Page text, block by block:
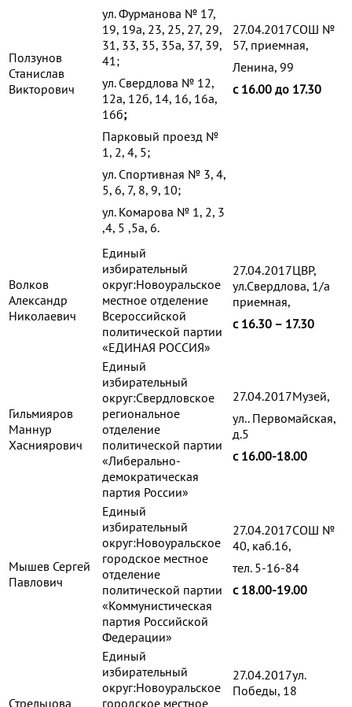
Ползунов
Станислав
Викторович
ул. Фурманова № 17,
19, 19а, 23, 25, 27, 29,
31, 33, 35, 35а, 37, 39,
41;
ул. Свердлова № 12,
12а, 12б, 14, 16, 16а,
16б;
Парковый проезд №
1, 2, 4, 5;
ул. Спортивная № 3, 4,
5, 6, 7, 8, 9, 10;
ул. Комарова № 1, 2, 3
,4, 5 ,5а, 6.
27.04.2017СОШ №
57, приемная,
Ленина, 99
с 16.00 до 17.30
Волков
Александр
Николаевич
Единый
избирательный
округ:Новоуральское
местное отделение
Всероссийской
политической партии
«ЕДИНАЯ РОССИЯ»
27.04.2017ЦВР,
ул.Свердлова, 1/а
приемная,
с 16.30 – 17.30
Гильмияров
Маннур
Хасниярович
Единый
избирательный
округ:Свердловское
региональное
отделение
политической партии
«Либерально-
демократическая
партия России»
27.04.2017Музей,
ул.. Первомайская,
д.5
с 16.00-18.00
Мышев Сергей
Павлович
Единый
избирательный
округ:Новоуральское
городское местное
отделение
политической партии
«Коммунистическая
партия Российской
Федерации»
27.04.2017СОШ №
40, каб.16,
тел. 5-16-84
с 18.00-19.00
Стрельцова
Единый
избирательный
округ:Новоуральское
городское местное
27.04.2017ул.
Победы, 18